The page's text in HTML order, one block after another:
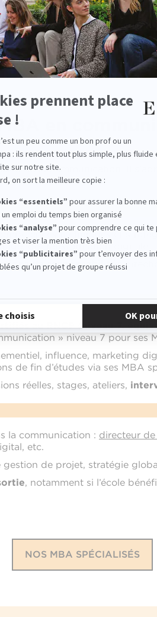
en
professionnalisante de
de la communication. Il
techniques et
de transformation digitale.
de responsabilité:
au RNCP (niveau 7,
» niveau 7 pour ses
influence, marketing
de fin d’études via ses MBA
réelles, stages, ateliers,
la communication : directeur
etc.
de projet, stratégie
, notamment si l’école
NOS MBA SPÉCIALISÉS